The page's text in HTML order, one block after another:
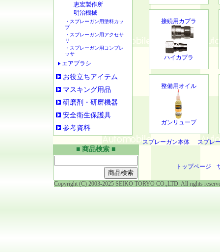
接続用カプラ
ハイカプラ
整備用オイル
ガンリューブ
スプレーガン本体 スプレ
トップページ
恵宏製作所
明治機械
・スプレーガン用塗料カッ
プ
・スプレーガン用アクセサ
リ
・スプレーガン用コンプレ
ッサ
エアブラシ
お役立ちアイテム
マスキング用品
研磨剤・研磨機器
安全衛生保護具
参考資料
■ 商品検索 ■
Copyright (C) 2003-2025 SEIKO TORYO CO.,LTD. All rights